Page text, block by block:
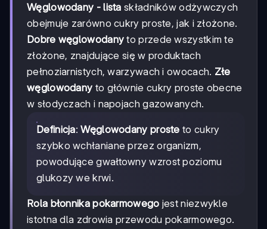
Węglowodany - lista składników odżywczych
obejmuje zarówno cukry proste, jak i złożone.
Dobre węglowodany to przede wszystkim te
złożone, znajdujące się w produktach
pełnoziarnistych, warzywach i owocach. Złe
węglowodany to głównie cukry proste obecne
w słodyczach i napojach gazowanych.
Definicja:Węglowodany proste to cukry
szybko wchłaniane przez organizm,
powodujące gwałtowny wzrost poziomu
glukozy we krwi.
Rola błonnika pokarmowego jest niezwykle
istotna dla zdrowia przewodu pokarmowego.